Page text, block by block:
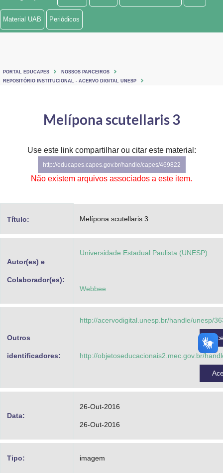
Ministério de Minas e Energia
Ministério do Turismo
Controladoria-Geral da União
Advocacia-Geral da União
Planalto
Material UAB Periódicos
PORTAL EDUCAPES
NOSSOS PARCEIROS
REPOSITÓRIO INSTITUCIONAL - ACERVO DIGITAL UNESP
Melípona scutellaris 3
Use este link compartilhar ou citar este material:
http://educapes.capes.gov.br/handle/capes/469822
Não existem arquivos associados a este item.
Título: Melípona scutellaris 3
Autor(es) e
Colaborador(es):
Universidade Estadual Paulista (UNESP)
Webbee
Outros
identificadores:
http://acervodigital.unesp.br/handle/unesp/
http://objetoseducacionais2.mec.gov.br/
Data:
26-Out-2016
26-Out-2016
Tipo: imagem